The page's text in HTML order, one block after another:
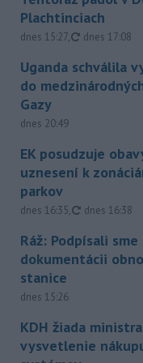
Plachtinciach
dnes 15:27, aktualizované
dnes 17:08
Uganda schválila
do
Gazy
dnes 20:49
EK posudzuje
uznesení k
parkov
dnes 16:35, aktualizované
dnes 16:38
Ráž: Podpísali
dokumentácii
stanice
dnes 15:26
KDH žiada
vysvetlenie